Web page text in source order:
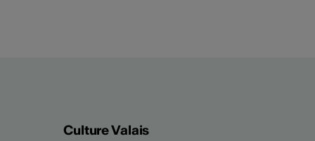
Culture Valais